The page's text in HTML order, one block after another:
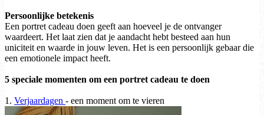
Persoonlijke betekenis
Een portret cadeau doen geeft aan hoeveel je de ontvanger
waardeert. Het laat zien dat je aandacht hebt besteed aan hun
uniciteit en waarde in jouw leven. Het is een persoonlijk gebaar die
een emotionele impact heeft.
5 speciale momenten om een portret cadeau te doen
1. Verjaardagen - een moment om te vieren